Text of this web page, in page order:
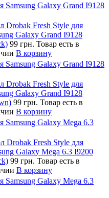
Samsung Galaxy Grand I9128
Drobak Fresh Style для
Galaxy Grand I9128
99 грн. Товар есть в
В корзину
Samsung Galaxy Grand I9128
Drobak Fresh Style для
Galaxy Grand I9128
99 грн. Товар есть в
В корзину
Samsung Galaxy Mega 6.3
Drobak Fresh Style для
Galaxy Mega 6.3 I9200
99 грн. Товар есть в
В корзину
Samsung Galaxy Mega 6.3